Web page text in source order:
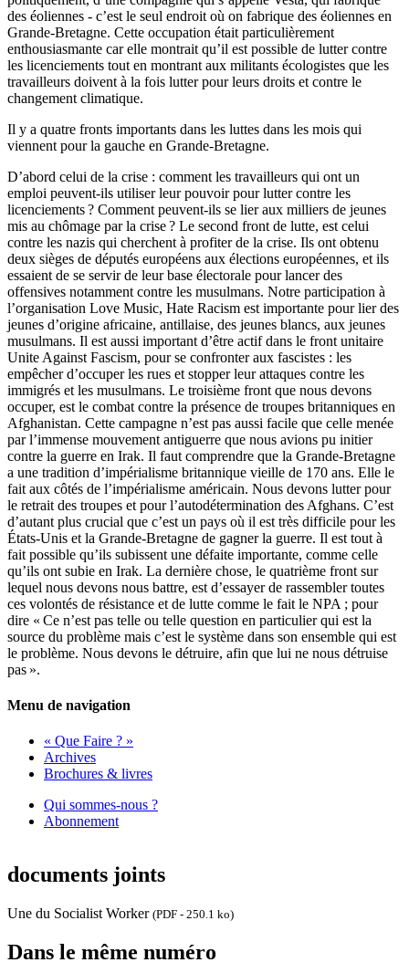
des éoliennes - c’est le seul endroit où on fabrique des éoliennes en
Grande-Bretagne. Cette occupation était particulièrement
enthousiasmante car elle montrait qu’il est possible de lutter contre
les licenciements tout en montrant aux militants écologistes que les
travailleurs doivent à la fois lutter pour leurs droits et contre le
changement climatique.
Il y a quatre fronts importants dans les luttes dans les mois qui
viennent pour la gauche en Grande-Bretagne.
D’abord celui de la crise : comment les travailleurs qui ont un
emploi peuvent-ils utiliser leur pouvoir pour lutter contre les
licenciements? Comment peuvent-ils se lier aux milliers de jeunes
mis au chômage par la crise? Le second front de lutte, est celui
contre les nazis qui cherchent à profiter de la crise. Ils ont obtenu
deux sièges de députés européens aux élections européennes, et ils
essaient de se servir de leur base électorale pour lancer des
offensives notamment contre les musulmans. Notre participation à
l’organisation Love Music, Hate Racism est importante pour lier des
jeunes d’origine africaine, antillaise, des jeunes blancs, aux jeunes
musulmans. Il est aussi important d’être actif dans le front unitaire
Unite Against Fascism, pour se confronter aux fascistes : les
empêcher d’occuper les rues et stopper leur attaques contre les
immigrés et les musulmans. Le troisième front que nous devons
occuper, est le combat contre la présence de troupes britanniques en
Afghanistan. Cette campagne n’est pas aussi facile que celle menée
par l’immense mouvement antiguerre que nous avions pu initier
contre la guerre en Irak. Il faut comprendre que la Grande-Bretagne
a une tradition d’impérialisme britannique vieille de 170 ans. Elle le
fait aux côtés de l’impérialisme américain. Nous devons lutter pour
le retrait des troupes et pour l’autodétermination des Afghans. C’est
d’autant plus crucial que c’est un pays où il est très difficile pour les
États-Unis et la Grande-Bretagne de gagner la guerre. Il est tout à
fait possible qu’ils subissent une défaite importante, comme celle
qu’ils ont subie en Irak. La dernière chose, le quatrième front sur
lequel nous devons nous battre, est d’essayer de rassembler toutes
ces volontés de résistance et de lutte comme le fait le NPA ; pour
dire « Ce n’est pas telle ou telle question en particulier qui est la
source du problème mais c’est le système dans son ensemble qui est
le problème. Nous devons le détruire, afin que lui ne nous détruise
pas ».
Menu de navigation
« Que Faire ? »
Archives
Brochures & livres
Qui sommes-nous ?
Abonnement
documents joints
Une du Socialist Worker (PDF - 250.1 ko)
Dans le même numéro